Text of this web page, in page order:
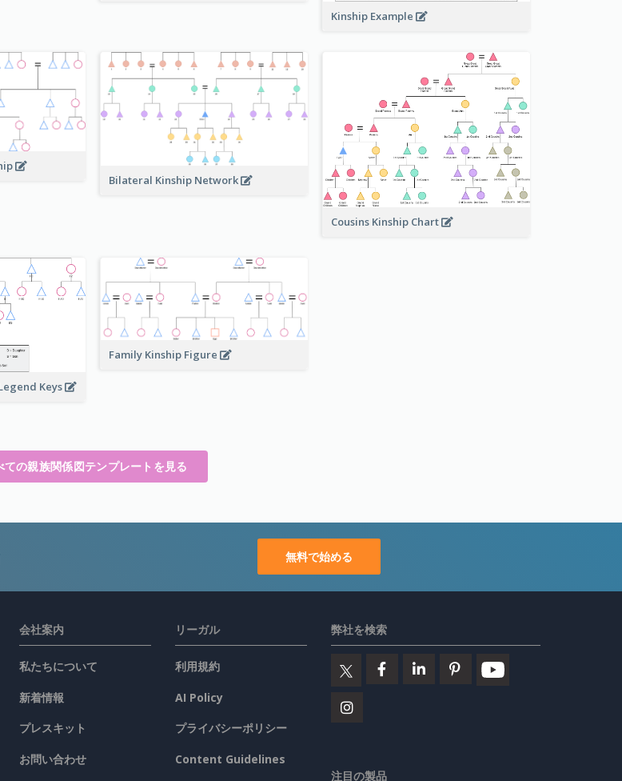
Kinship Example
Bilateral Kinship Network
Cousins Kinship Chart
Keys
Family Kinship Figure
ての親族関係図テンプレートを見る
無料で始める
会社案内
私たちについて
新着情報
プレスキット
お問い合わせ
リーガル
利用規約
AI Policy
プライバシーポリシー
Content Guidelines
弊社を検索
注目の製品